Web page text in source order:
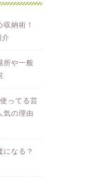
納術！
所や一般
ってる芸
気の理由
なる？